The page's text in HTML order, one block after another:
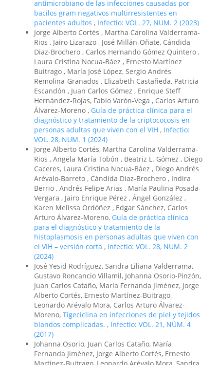
antimicrobiano de las infecciones causadas por
bacilos gram negativos multirresistentes en
pacientes adultos , Infectio: VOL. 27, NUM. 2 (2023)
Jorge Alberto Cortés , Martha Carolina Valderrama-
Rios , Jairo Lizarazo , José Millán-Oñate, Cándida
Diaz-Brochero , Carlos Hernando Gómez Quintero ,
Laura Cristina Nocua-Báez , Ernesto Martínez
Buitrago , María José López, Sergio Andrés
Remolina-Granados , Elizabeth Castañeda, Patricia
Escandón , Juan Carlos Gómez , Enrique Steff
Hernández-Rojas, Fabio Varón-Vega , Carlos Arturo
Álvarez-Moreno , Guía de práctica clínica para el
diagnóstico y tratamiento de la criptococosis en
personas adultas que viven con el VIH , Infectio:
VOL. 28, NUM. 1 (2024)
Jorge Alberto Cortés, Martha Carolina Valderrama-
Rios , Angela María Tobón , Beatriz L. Gómez , Diego
Caceres, Laura Cristina Nocua-Báez , Diego Andrés
Arévalo-Barreto , Cándida Diaz-Brochero , Indira
Berrio , Andrés Felipe Arias , María Paulina Posada-
Vergara , Jairo Enrique Pérez , Ángel González ,
Karen Melissa Ordóñez , Edgar Sánchez, Carlos
Arturo Álvarez-Moreno, Guía de práctica clínica
para el diagnóstico y tratamiento de la
histoplasmosis en personas adultas que viven con
el VIH – versión corta , Infectio: VOL. 28, NUM. 2
(2024)
José Yesid Rodríguez, Sandra Liliana Valderrama,
Gustavo Roncancio Villamil, Johanna Osorio-Pinzón,
Juan Carlos Cataño, María Fernanda Jiménez, Jorge
Alberto Cortés, Ernesto Martínez-Buitrago,
Leonardo Arévalo Mora, Carlos Arturo Álvarez-
Moreno, Tigeciclina en infecciones de piel y tejidos
blandos complicadas. , Infectio: VOL. 21, NÚM. 4
(2017)
Johanna Osorio, Juan Carlos Cataño, María
Fernanda Jiménez, Jorge Alberto Cortés, Ernesto
Martínez-Buitrago, Leonardo Arévalo Mora, Sandra